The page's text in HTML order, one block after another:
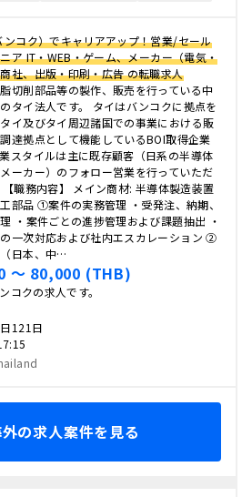
ンコク）でキャリアアップ！営業/セール
ア IT・WEB・ゲーム、メーカー（電気・
社、出版・印刷・広告 の転職求人
切削部品等の製作、販売を行っている中
タイ法人です。 タイはバンコクに拠点を
イ及びタイ周辺諸国での事業における販
達拠点として機能しているBOI取得企業
スタイルは主に既存顧客（日系の半導体
ーカー）のフォロー営業を行っていただ
【職務内容】 メイン商材: 半導体製造装置
部品 ①案件の実務管理 ・受発注、納期、
・案件ごとの進捗管理および課題抽出 ・
の一次対応および社内エスカレーション ②
日本、中…
〜 80,000 (THB)
コクの求人です。
121日
の求人案件を見る